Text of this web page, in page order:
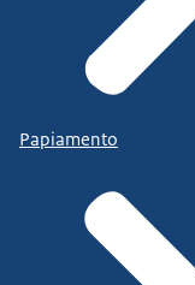
Papiamento